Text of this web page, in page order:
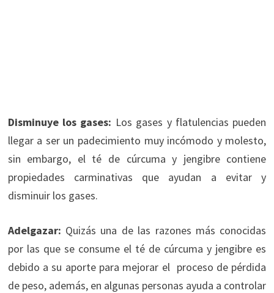
Disminuye los gases: Los gases y flatulencias pueden
llegar a ser un padecimiento muy incómodo y molesto,
sin embargo, el té de cúrcuma y jengibre contiene
propiedades carminativas que ayudan a evitar y
disminuir los gases.
Adelgazar: Quizás una de las razones más conocidas
por las que se consume el té de cúrcuma y jengibre es
debido a su aporte para mejorar el proceso de pérdida
de peso, además, en algunas personas ayuda a controlar